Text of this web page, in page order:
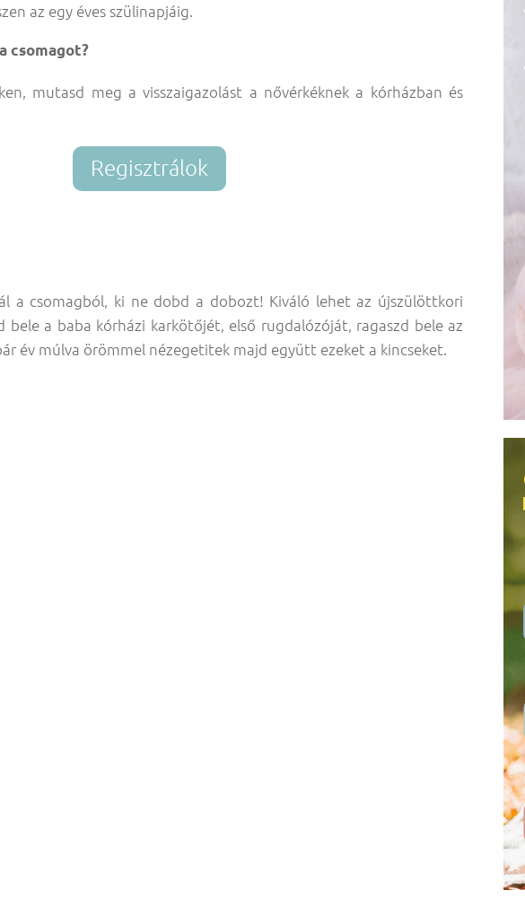
az egy éves szülinapjáig.
csomagot?
mutasd meg a visszaigazolást a nővérkéknek a kórházban és
Regisztrálok
a csomagból, ki ne dobd a dobozt! Kiváló lehet az újszülöttkori
bele a baba kórházi karkötőjét, első rugdalózóját, ragaszd bele az
év múlva örömmel nézegetitek majd együtt ezeket a kincseket.